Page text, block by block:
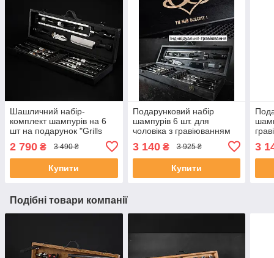
Шашличний набір-
комплект шампурів на 6
шт на подарунок "Grills
предметів + Гравіювання
на замовлення
2 790 ₴ 3 490 ₴
Купити
Подарунковий набір
шампурів 6 шт. для
чоловіка з гравіюванням
на замовлення в чорному
кольорі | 17 предметів
3 140₴ 3 925 ₴
Купити
3
Подібні товари компанії